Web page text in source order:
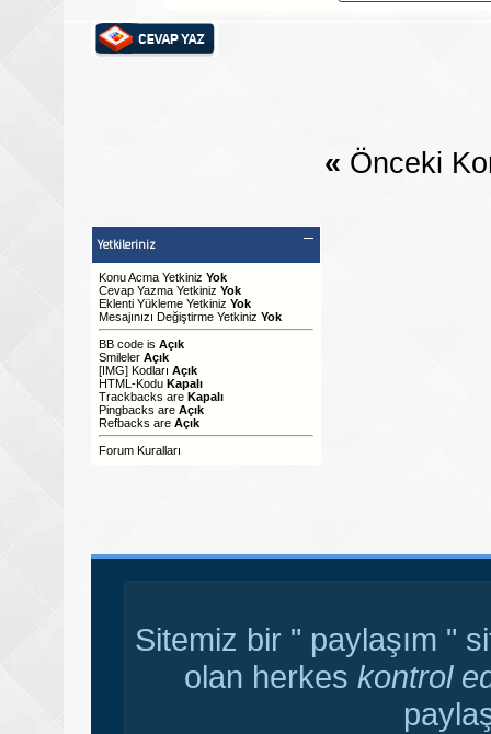
« Önceki
Yetkileriniz
Konu Acma Yetkiniz Yok
Cevap Yazma Yetkiniz Yok
Eklenti Yükleme Yetkiniz Yok
Mesajınızı Değiştirme Yetkiniz Yok
BB code is Açık
Smileler Açık
[IMG] Kodları Açık
HTML-Kodu Kapalı
Trackbacks are Kapalı
Pingbacks are Açık
Refbacks are Açık
Forum Kuralları
Sitemiz bir " paylaşım "
olan herkes kontrol